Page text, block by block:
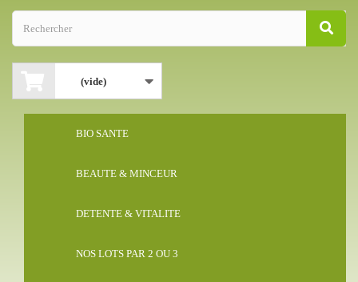
(vide)
BIO SANTE
BEAUTE & MINCEUR
DETENTE & VITALITE
NOS LOTS PAR 2 OU 3